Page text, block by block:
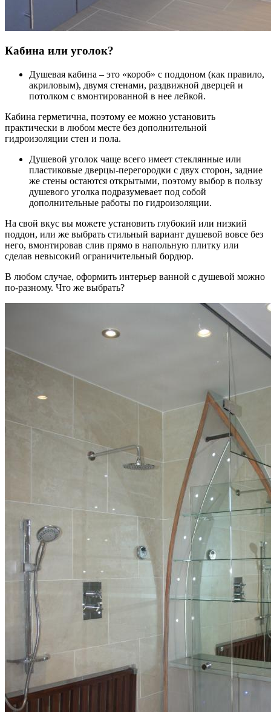
Кабина или уголок?
Душевая кабина – это «короб» с поддоном (как правило,
акриловым), двумя стенами, раздвижной дверцей и
потолком с вмонтированной в нее лейкой.
Кабина герметична, поэтому ее можно установить
практически в любом месте без дополнительной
гидроизоляции стен и пола.
Душевой уголок чаще всего имеет стеклянные или
пластиковые дверцы-перегородки с двух сторон, задние
же стены остаются открытыми, поэтому выбор в пользу
душевого уголка подразумевает под собой
дополнительные работы по гидроизоляции.
На свой вкус вы можете установить глубокий или низкий
поддон, или же выбрать стильный вариант душевой вовсе без
него, вмонтировав слив прямо в напольную плитку или
сделав невысокий ограничительный бордюр.
В любом случае, оформить интерьер ванной с душевой можно
по-разному. Что же выбрать?